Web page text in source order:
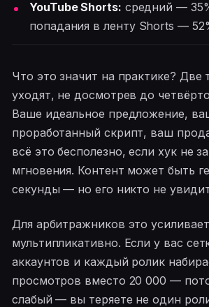
YouTube Shorts: средний —
попадания в ленту Shorts —
Что это значит на практике? Две
уходят, не досмотрев до
Ваше идеальное предложение,
проработанный скрипт, ваш
всё это бесполезно, если хук не
мгновения. Контент может быть
секунды — но его никто не
Для арбитражников это
мультипликативно. Если у вас
аккаунтов и каждый ролик
просмотров вместо 20 000 —
слабый — вы теряете не один